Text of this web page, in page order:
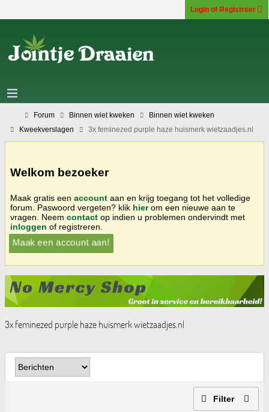
Login of Registreer
Forum Binnen wiet kweken
Binnen wiet kweken
Kweekverslagen
3x feminezed purple haze huismerk wietzaadjes.nl
Welkom bezoeker
Maak gratis een account aan en krijg toegang tot het volledige
forum. Paswoord vergeten? klik hierom een nieuwe aan te
vragen. Neem contact op indien u problemen ondervindt met
inloggen of registreren.
Maak een account aan!
3x feminezed purple haze huismerk wietzaadjes.nl
Filter